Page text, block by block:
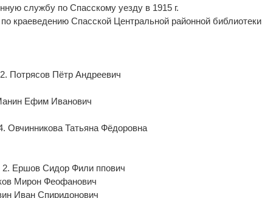
службу по Спасскому уезду в 1915 г.
краеведению Спасской Центральной районной библиотеки
Потрясов Пётр Андреевич
Ефим Иванович
Овчинникова Татьяна Фёдоровна
Ершов Сидор Фили ппович
Мирон Феофанович
Иван Спиридонович